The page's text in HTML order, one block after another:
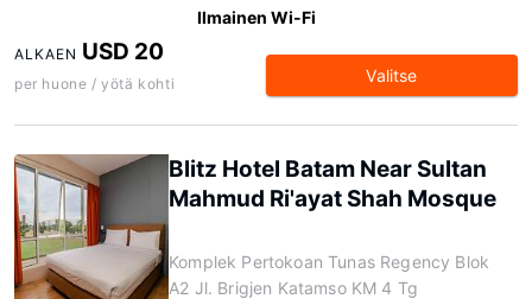
Ilmainen Wi-Fi
ALKAEN USD 20
per huone / yötä kohti Valitse
Blitz Hotel Batam Near Sultan
Mahmud Ri'ayat Shah Mosque
Komplek Pertokoan Tunas Regency Blok
A2 Jl. Brigjen Katamso KM 4 Tg